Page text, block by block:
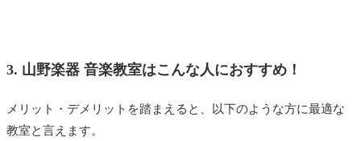
しさを教えてくれたのは、山野だと思っています。また、
です。発表会が定期的にあり、それに向けてみんなで一丸
となって頑張ったのもすごくよい思い出です。
うところです。もちろん迷惑はかけないように家でも先生
に注意された箇所やミスをしてしまうところは何度も練習
しています。同じレッスンを受けている人は私より経験が
長いのでとても上手ですので、足手まといになっているの
3. 山野楽器 音楽教室はこんな人におすすめ！
メリット・デメリットを踏まえると、以下のような方に最適な
教室と言えます。